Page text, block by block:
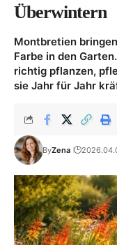
Überwintern
Montbretien
Farbe in den
richtig pflanzen,
sie Jahr für Jahr
ByZena